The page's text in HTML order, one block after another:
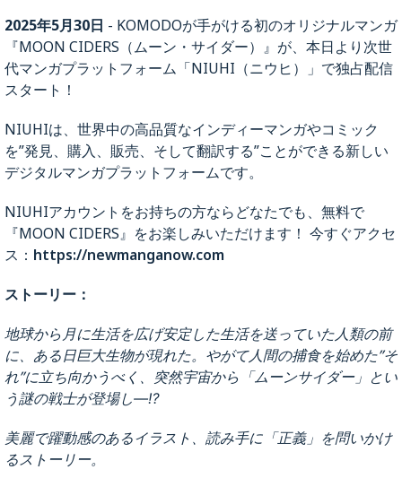
2025年5月30日 - KOMODOが手がける初のオリジナルマンガ
『MOON CIDERS（ムーン・サイダー）』が、本日より次世
代マンガプラットフォーム「NIUHI（ニウヒ）」で独占配信
スタート！
NIUHIは、世界中の高品質なインディーマンガやコミック
を”発見、購入、販売、そして翻訳する”ことができる新しい
デジタルマンガプラットフォームです。
NIUHIアカウントをお持ちの方ならどなたでも、無料で
『MOON CIDERS』をお楽しみいただけます！ 今すぐアクセ
ス： https://newmanganow.com
ストーリー：
地球から月に生活を広げ安定した生活を送っていた人類の前
に、ある日巨大生物が現れた。やがて人間の捕食を始めた”そ
れ”に立ち向かうべく、突然宇宙から「ムーンサイダー」とい
う謎の戦士が登場し―⁉
美麗で躍動感のあるイラスト、読み手に「正義」を問いかけ
るストーリー。
令、国が定める指針、その他の規範を遵守いた
します。
第五条 個人情報に関する苦情及びご相談の窓
口
当社が取得した個人情報は、プライバシーポリ
シー「取得情報の利用目的について」で記載し
た以外の目的では利用致しません。これを踏ま
え、当社は、ご本人から自己の個人情報につい
てのご相談、苦情及び開示の請求を頂いた場
合、所定の書式にご記入をいただくとともに、
本人確認書類にてご本人であることを確認させ
ていただき、合理的な範囲で速やかに対応致し
ます。
せする場合」及び、「開示対象個人情報を開示
する場合」に関しましては、ご請求1件につき
1,000 円の事務手数料を申し受けます。
<個人情報に関する問合せ先>
株式会社KOMODO
個人情報保護管理責任者